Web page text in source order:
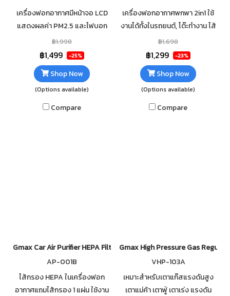
เครื่องฟอกอากาศมีหน้าจอ LCD
แสดงผลค่า PM2.5 และไฟบอก
สถานะคุณภาพอากาศ ปล่อยประจุ
ลบ Ionizer ช่วยในการดักจับฝุ่น
ละออง PM2.5 ไส้กรอง HEPA
฿1,998
฿1,499 -25%
Shop Now
(Options available)
Compare
เครื่องฟอกอากาศพกพา 2in1 ใช้
งานได้ทั้งในรถยนต์, โต๊ะทำงาน ไส้
กรอง HEPA ปล่อยประจุลบ
Ionizer ช่วยในการดักจับฝุ่น
ละออง PM2.5
฿1,698
฿1,299 -23%
Shop Now
(Options available)
Compare
Gmax Car Air Purifier HEPA Filter 15 sqm AP-001
AP-001B
ไส้กรอง HEPA ️ในเครื่องฟอก
อากาศแถมไส้กรอง 1 แผ่น ใช้งาน
Gmax High Pressure Gas
VHP-103A
เหมาะสำหรับเตาแก๊สแรงดันสูง
เตาแม่ค้า เตาฟู่ เตาเร่ง แรงดัน